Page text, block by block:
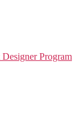
Program